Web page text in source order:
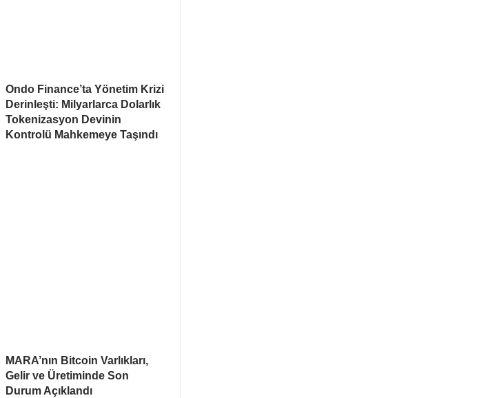
Ondo Finance’ta Yönetim Krizi
Derinleşti: Milyarlarca Dolarlık
Tokenizasyon Devinin
Kontrolü Mahkemeye Taşındı
MARA’nın Bitcoin Varlıkları,
Gelir ve Üretiminde Son
Durum Açıklandı